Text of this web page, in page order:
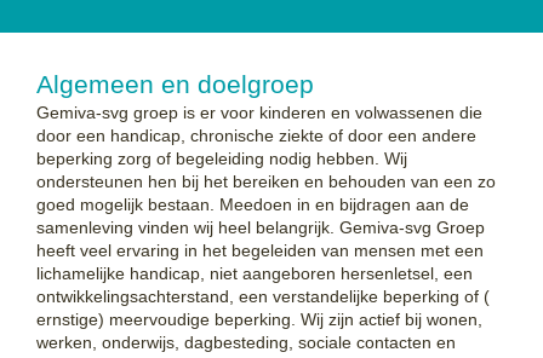
Algemeen en doelgroep
Gemiva-svg groep is er voor kinderen en volwassenen die
door een handicap, chronische ziekte of door een andere
beperking zorg of begeleiding nodig hebben. Wij
ondersteunen hen bij het bereiken en behouden van een zo
goed mogelijk bestaan. Meedoen in en bijdragen aan de
samenleving vinden wij heel belangrijk. Gemiva-svg Groep
heeft veel ervaring in het begeleiden van mensen met een
lichamelijke handicap, niet aangeboren hersenletsel, een
ontwikkelingsachterstand, een verstandelijke beperking of (
ernstige) meervoudige beperking. Wij zijn actief bij wonen,
werken, onderwijs, dagbesteding, sociale contacten en